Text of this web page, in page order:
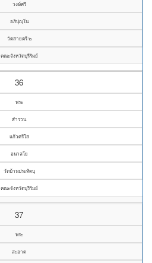
วงษ์ศรี
อภิปุญฺโน
วัดสายตรี ๒
คณะจังหวัดบุรีรัมย์
36
พระ
สำรวน
แก้วศรีใส
อนาลโย
วัดบ้านประทัดบุ
คณะจังหวัดบุรีรัมย์
37
พระ
สะอาด